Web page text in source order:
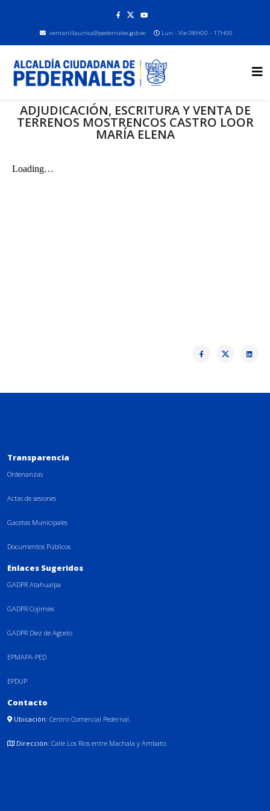
ventanillaunica@pedernales.gob.ec Lun - Vie 08H00 - 17H00
ADJUDICACIÓN, ESCRITURA Y VENTA DE
TERRENOS MOSTRENCOS CASTRO LOOR
MARÍA ELENA
Transparencia
Ordenanzas
Actas de sesiones
Gacetas Municipales
Documentos Públicos
Enlaces Sugeridos
GADPR Atahualpa
GADPR Cojimíes
GADPR Diez de Agosto
EPMAPA-PED
EPDUP
Contacto
Ubicación: Centro Comercial Pedernal.
Dirección: Calle Los Ríos entre Machala y Ambato.